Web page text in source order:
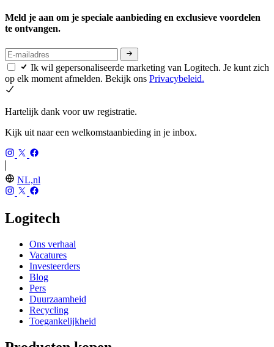
Meld je aan om je speciale aanbieding en exclusieve voordelen
te ontvangen.
Ik wil gepersonaliseerde marketing van Logitech. Je kunt zich
op elk moment afmelden. Bekijk ons Privacybeleid.
Hartelijk dank voor uw registratie.
Kijk uit naar een welkomstaanbieding in je inbox.
NL,nl
Logitech
Ons verhaal
Vacatures
Investeerders
Blog
Pers
Duurzaamheid
Recycling
Toegankelijkheid